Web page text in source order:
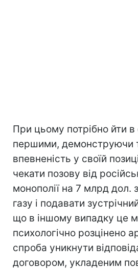
При цьому потрібно йти в
першими, демонструючи
впевненість у своїй
чекати позову від
монополії на 7 млрд дол.
газу і подавати
що в іншому випадку це
психологічно розцінено
спроба уникнути
договором, укладеним